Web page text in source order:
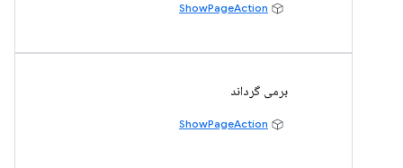
ShowPageAction
برمی گرداند
ShowPageAction